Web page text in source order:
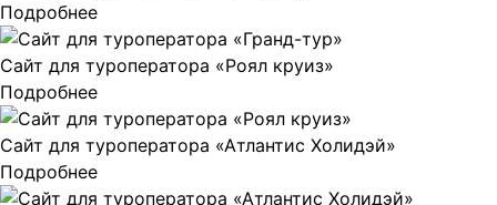
Подробнее
Сайт для туроператора «Роял круиз»
Подробнее
Сайт для туроператора «Атлантис Холидэй»
Подробнее